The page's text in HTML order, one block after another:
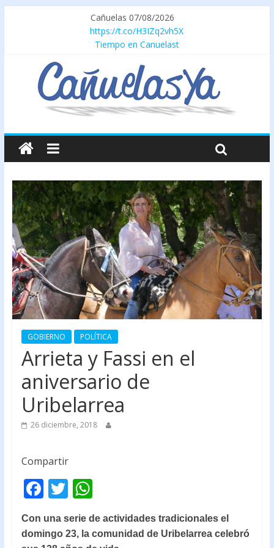
Cañuelas 07/08/2026
https://t.co/H3IZq2vh5X
Tiempo en Canuelast
GOBIERNO POLÍTICA
Arrieta y Fassi en el
aniversario de
Uribelarrea
26 diciembre, 2018
Compartir
F
e
T
w
itt
W
h
at
Con una serie de actividades tradicionales el
domingo 23, la comunidad de Uribelarrea celebró